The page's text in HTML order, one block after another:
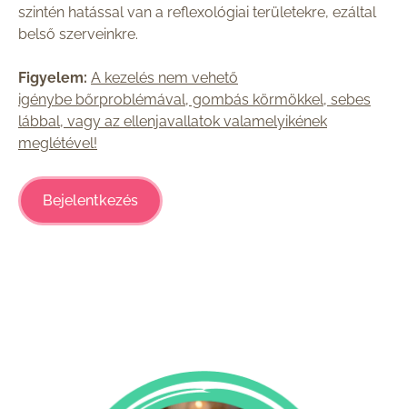
szintén hatással van a reflexológiai területekre, ezáltal
belső szerveinkre.
Figyelem: A kezelés nem vehető
igénybe bőrproblémával, gombás körmökkel, sebes
lábbal, vagy az ellenjavallatok valamelyikének
meglétével!
Bejelentkezés